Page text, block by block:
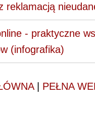
reklamacją
- praktyczne
(infografika)
| PEŁNA